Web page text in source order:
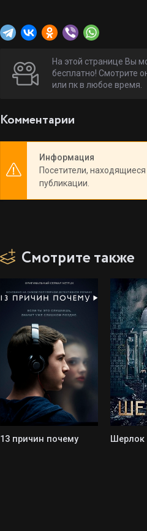
На этой странице Вы
бесплатно! Смотрите
или пк в любое время.
Комментарии
Информация
Посетители, находящиеся
публикации.
Смотрите также
13 причин почему Шерлок